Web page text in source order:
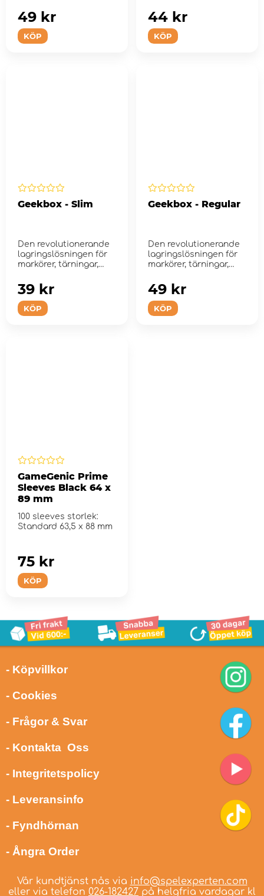
KÖP
49 kr
KÖP
44 kr
Geekbox - Slim
Den revolutionerande
lagringslösningen för
markörer, tärningar,
KÖP
39 kr
Geekbox - Regular
Den revolutionerande
lagringslösningen för
markörer, tärningar,
KÖP
49 kr
GameGenic Prime
Sleeves Black 64 x
89 mm
100 sleeves storlek:
Standard 63,5 x 88 mm
KÖP
75 kr
- Köpvillkor
- Cookies
- Frågor & Svar
- Kontakta Oss
- Integritetspolicy
- Leveransinfo
- Fyndhörnan
- Ångra Order
Vår kundtjänst nås via info@spelexperten.com
eller via telefon 026-182427 på helgfria vardagar kl